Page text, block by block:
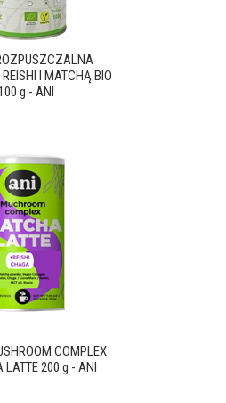
I MATCHĄ BIO
g - ANI
COMPLEX
LATTE 200 g - ANI